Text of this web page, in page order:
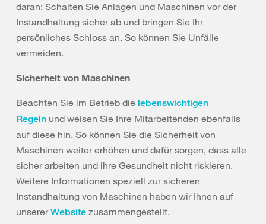
daran: Schalten Sie Anlagen und Maschinen vor der
Instandhaltung sicher ab und bringen Sie Ihr
persönliches Schloss an. So können Sie Unfälle
vermeiden.
Sicherheit von Maschinen
Beachten Sie im Betrieb die lebenswichtigen
Regeln und weisen Sie Ihre Mitarbeitenden ebenfalls
auf diese hin. So können Sie die Sicherheit von
Maschinen weiter erhöhen und dafür sorgen, dass alle
sicher arbeiten und ihre Gesundheit nicht riskieren.
Weitere Informationen speziell zur sicheren
Instandhaltung von Maschinen haben wir Ihnen auf
unsererWebsite zusammengestellt.